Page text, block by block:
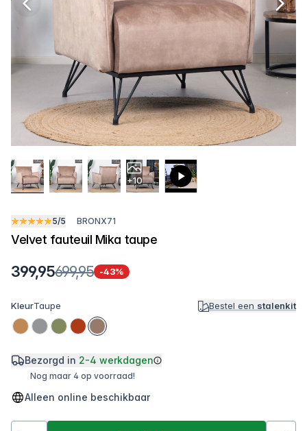
+10
5/5 BRONX71
Velvet fauteuil Mika taupe
399,95699,95 -43%
KleurTaupe Bestel een stalenkit
Bezorgd in 2-4 werkdagen
Nog maar 4 op voorraad!
Alleen online beschikbaar